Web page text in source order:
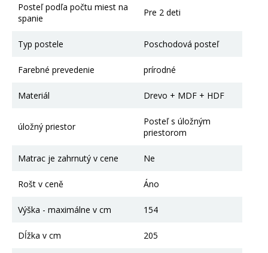
Posteľ podľa počtu miest na
spanie
Pre 2 deti
Typ postele Poschodová posteľ
Farebné prevedenie prírodné
Materiál Drevo + MDF + HDF
úložný priestor
Posteľ s úložným
priestorom
Matrac je zahrnutý v cene Ne
Rošt v ceně Áno
Výška - maximálne v cm 154
Dĺžka v cm 205